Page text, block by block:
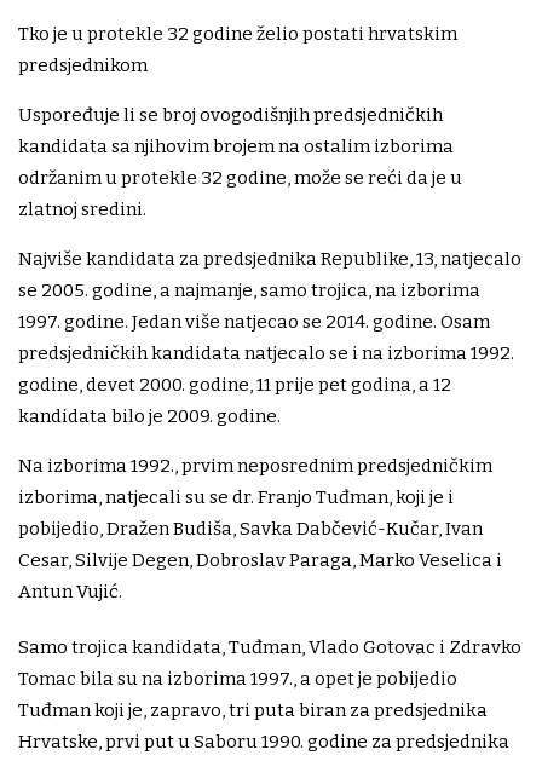
Tko je u protekle 32 godine želio postati hrvatskim
predsjednikom
Uspoređuje li se broj ovogodišnjih predsjedničkih
kandidata sa njihovim brojem na ostalim izborima
održanim u protekle 32 godine, može se reći da je u
zlatnoj sredini.
Najviše kandidata za predsjednika Republike, 13, natjecalo
se 2005. godine, a najmanje, samo trojica, na izborima
1997. godine. Jedan više natjecao se 2014. godine. Osam
predsjedničkih kandidata natjecalo se i na izborima 1992.
godine, devet 2000. godine, 11 prije pet godina, a 12
kandidata bilo je 2009. godine.
Na izborima 1992., prvim neposrednim predsjedničkim
izborima, natjecali su se dr. Franjo Tuđman, koji je i
pobijedio, Dražen Budiša, Savka Dabčević-Kučar, Ivan
Cesar, Silvije Degen, Dobroslav Paraga, Marko Veselica i
Antun Vujić.
Samo trojica kandidata, Tuđman, Vlado Gotovac i Zdravko
Tomac bila su na izborima 1997., a opet je pobijedio
Tuđman koji je, zapravo, tri puta biran za predsjednika
Hrvatske, prvi put u Saboru 1990. godine za predsjednika